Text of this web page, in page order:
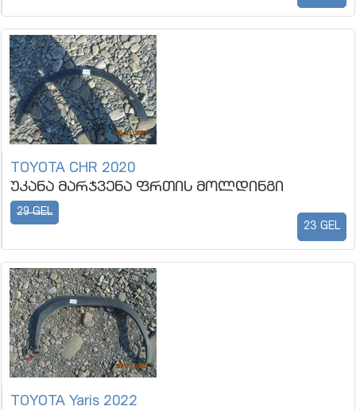
TOYOTA CHR 2020
უკანა მარჯვენა ფრთის მოლდინგი
29 GEL
23 GEL
TOYOTA Yaris 2022